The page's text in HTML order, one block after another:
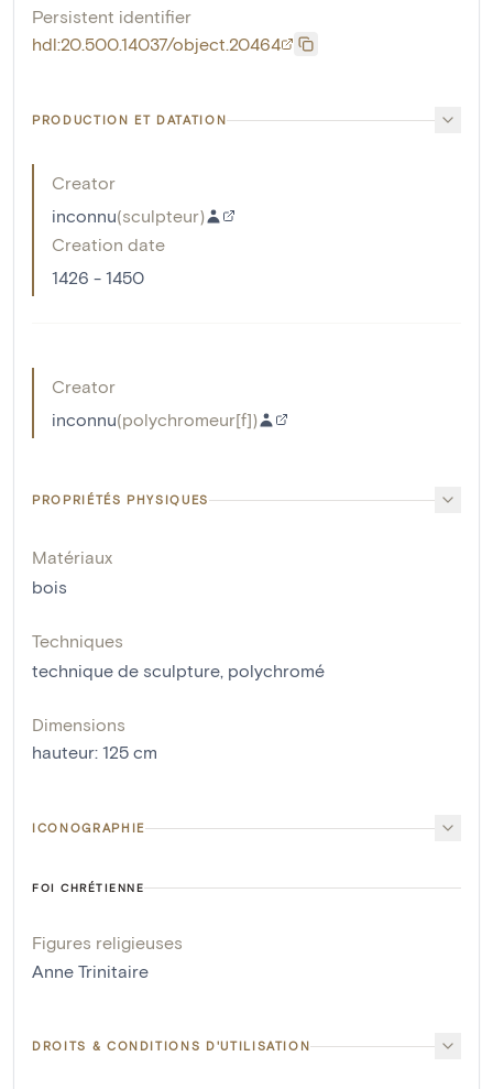
Persistent identifier
hdl:20.500.14037/object.20464
PRODUCTION ET DATATION
Creator
inconnu(sculpteur)
Creation date
1426 - 1450
Creator
inconnu(polychromeur[f])
PROPRIÉTÉS PHYSIQUES
Matériaux
bois
Techniques
technique de sculpture, polychromé
Dimensions
hauteur: 125 cm
ICONOGRAPHIE
FOI CHRÉTIENNE
Figures religieuses
Anne Trinitaire
DROITS & CONDITIONS D'UTILISATION